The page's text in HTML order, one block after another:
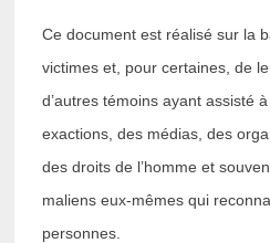
Ce document est réalisé sur la
victimes et, pour certaines, de
d’autres témoins ayant assisté
exactions, des médias, des
des droits de l’homme et
maliens eux-mêmes qui
personnes.